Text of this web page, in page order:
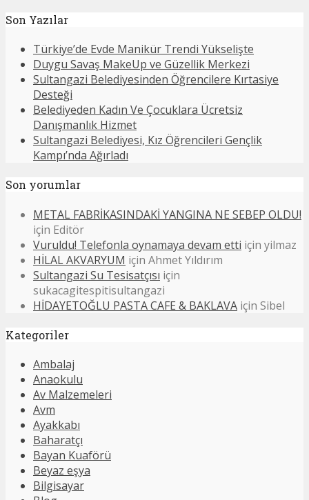
Son Yazılar
Türkiye’de Evde Manikür Trendi Yükselişte
Duygu Savaş MakeUp ve Güzellik Merkezi
Sultangazi Belediyesinden Öğrencilere Kırtasiye
Desteği
Belediyeden Kadın Ve Çocuklara Ücretsiz
Danışmanlık Hizmet
Sultangazi Belediyesi, Kız Öğrencileri Gençlik
Kampı’nda Ağırladı
Son yorumlar
METAL FABRİKASINDAKİ YANGINA NE SEBEP OLDU!
için Editör
Vuruldu! Telefonla oynamaya devam etti için yilmaz
HİLAL AKVARYUM için Ahmet Yıldırım
Sultangazi Su Tesisatçısı için
sukacagitespitisultangazi
HİDAYETOĞLU PASTA CAFE & BAKLAVA için Sibel
Kategoriler
Ambalaj
Anaokulu
Av Malzemeleri
Avm
Ayakkabı
Baharatçı
Bayan Kuaförü
Beyaz eşya
Bilgisayar